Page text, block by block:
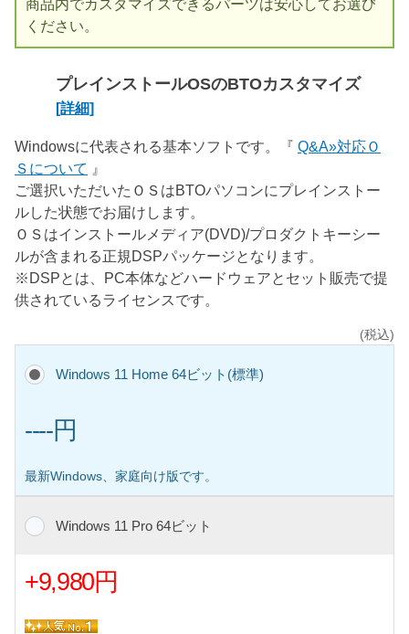
商品内でカスタマイズできるパーツは安心してお選び
ください。
プレインストールOSのBTOカスタマイズ
[詳細]
Windowsに代表される基本ソフトです。『 Q&A»対応Ｏ
Ｓについて 』
ご選択いただいたＯＳはBTOパソコンにプレインストー
ルした状態でお届けします。
ＯＳはインストールメディア(DVD)/プロダクトキーシー
ルが含まれる正規DSPパッケージとなります。
※DSPとは、PC本体などハードウェアとセット販売で提
供されているライセンスです。
(税込)
Windows 11 Home 64ビット(標準)
----円
最新Windows、家庭向け版です。
Windows 11 Pro 64ビット
+9,980円